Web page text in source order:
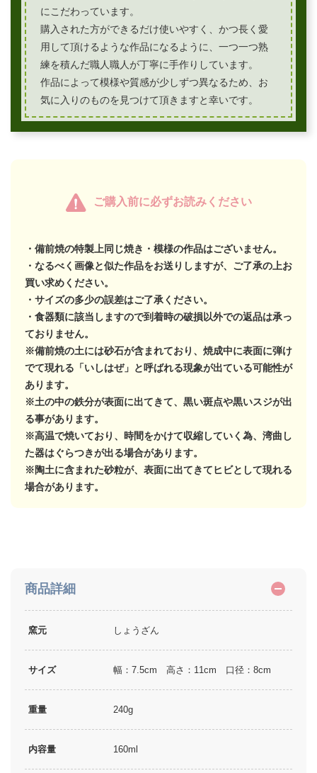
にこだわっています。
購入された方ができるだけ使いやすく、かつ長く愛
用して頂けるような作品になるように、一つ一つ熟
練を積んだ職人職人が丁寧に手作りしています。
作品によって模様や質感が少しずつ異なるため、お
気に入りのものを見つけて頂きますと幸いです。
ご購入前に必ずお読みください
・備前焼の特製上同じ焼き・模様の作品はございません。
・なるべく画像と似た作品をお送りしますが、ご了承の上お
買い求めください。
・サイズの多少の誤差はご了承ください。
・食器類に該当しますので到着時の破損以外での返品は承っ
ておりません。
※備前焼の土には砂石が含まれており、焼成中に表面に弾け
でて現れる「いしはぜ」と呼ばれる現象が出ている可能性が
あります。
※土の中の鉄分が表面に出てきて、黒い斑点や黒いスジが出
る事があります。
※高温で焼いており、時間をかけて収縮していく為、湾曲し
た器はぐらつきが出る場合があります。
※陶土に含まれた砂粒が、表面に出てきてヒビとして現れる
場合があります。
商品詳細
窯元 しょうざん
サイズ 幅：7.5cm 高さ：11cm 口径：8cm
重量 240g
内容量 160ml